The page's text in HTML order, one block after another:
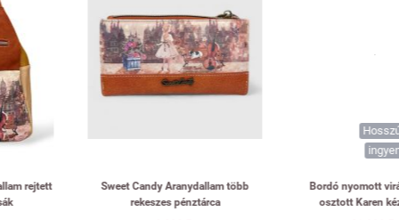
Sweet Candy Aranydallam több
rekeszes pénztárca
Hosszú vállpánttal!
ingyenes szállítás
Bordó nyomott virágmintás
osztott Karen kézitáska